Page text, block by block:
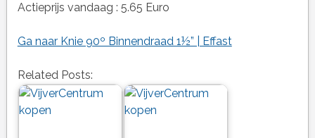
Actieprijs vandaag : 5.65 Euro
Ga naar Knie 90º Binnendraad 1½” | Effast
Related Posts: